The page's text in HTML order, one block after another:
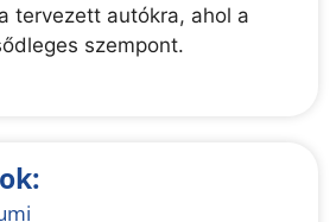
tervezett autókra, ahol a
szempont.